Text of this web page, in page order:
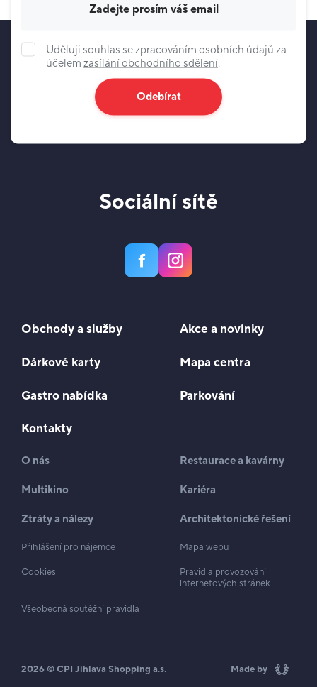
Uděluji souhlas se zpracováním osobních údajů za
účelem zasílání obchodního sdělení.
Odebírat
Sociální sítě
Obchody a služby Akce a novinky
Dárkové karty Mapa centra
Gastro nabídka Parkování
Kontakty
O nás Restaurace a kavárny
Multikino Kariéra
Ztráty a nálezy Architektonické řešení
Přihlášení pro nájemce Mapa webu
Cookies
Pravidla provozování
internetových stránek
Všeobecná soutěžní pravidla
2026 © CPI Jihlava Shopping a.s. Made by